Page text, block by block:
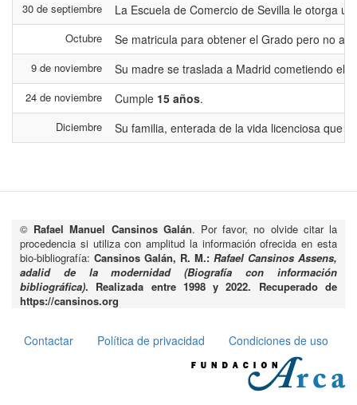
30 de septiembre La Escuela de Comercio de Sevilla le otorga
Octubre Se matricula para obtener el Grado pero no
9 de noviembre Su madre se traslada a Madrid cometiendo el
24 de noviembre Cumple 15 años.
Diciembre Su familia, enterada de la vida licenciosa que
© Rafael Manuel Cansinos Galán. Por favor, no olvide citar la
procedencia si utiliza con amplitud la información ofrecida en esta
bio-bibliografía: Cansinos Galán, R. M.: Rafael Cansinos Assens,
adalid de la modernidad (Biografía con información
bibliográfica). Realizada entre 1998 y 2022. Recuperado de
https://cansinos.org
Pie
Contactar Política de privacidad Condiciones de uso